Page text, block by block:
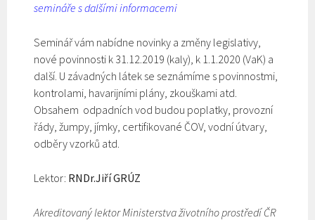
semináře s dalšími informacemi
Seminář vám nabídne novinky a změny legislativy,
nové povinnosti k 31.12.2019 (kaly), k 1.1.2020 (VaK) a
další. U závadných látek se seznámíme s povinnostmi,
kontrolami, havarijními plány, zkouškami atd.
Obsahem odpadních vod budou poplatky, provozní
řády, žumpy, jímky, certifikované ČOV, vodní útvary,
odběry vzorků atd.
Lektor: RNDr.Jiří GRÚZ
Akreditovaný lektor Ministerstva životního prostředí ČR